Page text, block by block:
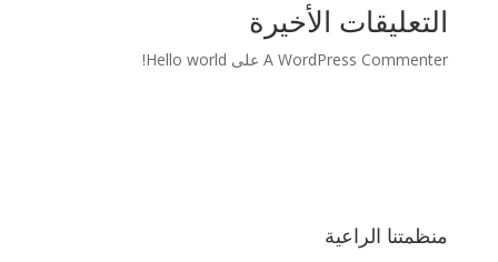
التعليقات الأخيرة
A WordPress Commenterعلى Hello world!
منظمتنا الراعية